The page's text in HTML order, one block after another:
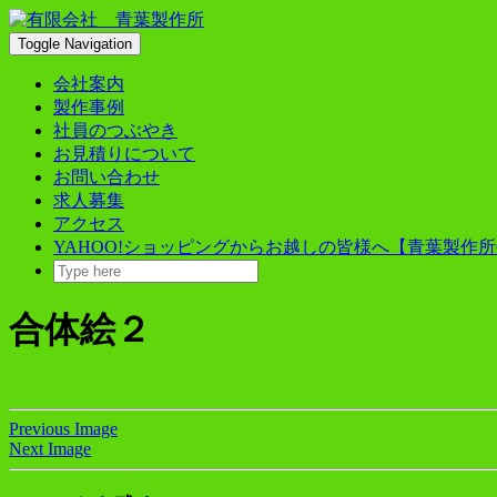
Skip
to
content
Toggle Navigation
会社案内
製作事例
社員のつぶやき
お見積りについて
お問い合わせ
求人募集
アクセス
YAHOO!ショッピングからお越しの皆様へ【青葉製作
合体絵２
Previous Image
Next Image